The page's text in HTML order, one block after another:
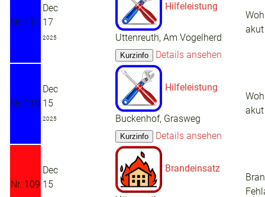
Nr. 111
Dec
17
2025
Hilfeleistung
Uttenreuth, Am Vogelherd
Details ansehen
akut
Nr. 110
Dec
15
2025
Hilfeleistung
Buckenhof, Grasweg
Details ansehen
akut
Nr. 109
Dec
15
Brandeinsatz